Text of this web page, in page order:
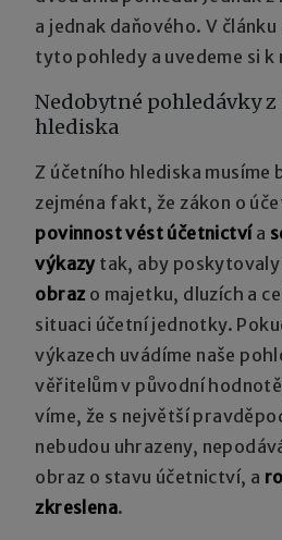
a jednak daňového. V
tyto pohledy a uvedeme si
Nedobytné pohledávky
hlediska
Z účetního hlediska musíme
zejména fakt, že zákon o
povinnost vést účetnictví a
výkazy tak, aby poskytovaly
obrazo majetku, dluzích a
situaci účetní jednotky.
výkazech uvádíme naše
věřitelům v původní
víme, že s největší
nebudou uhrazeny,
obraz o stavu účetnictví, a
zkreslena.